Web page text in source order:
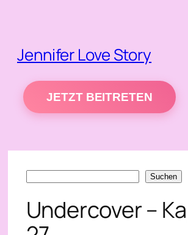
Jennifer Love Story
JETZT BEITRETEN
Suchen
Undercover –